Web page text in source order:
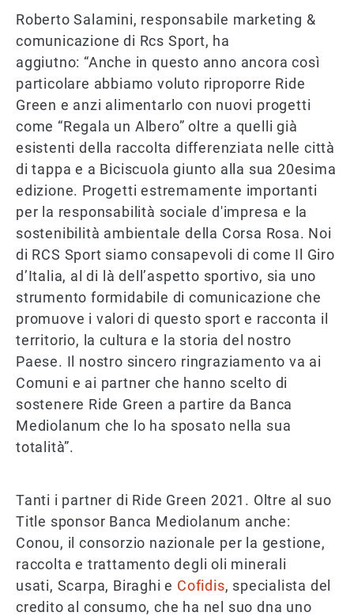
Roberto Salamini, responsabile marketing &
comunicazione di Rcs Sport, ha
aggiutno: “Anche in questo anno ancora così
particolare abbiamo voluto riproporre Ride
Green e anzi alimentarlo con nuovi progetti
come “Regala un Albero” oltre a quelli già
esistenti della raccolta differenziata nelle città
di tappa e a Biciscuola giunto alla sua 20esima
edizione. Progetti estremamente importanti
per la responsabilità sociale d'impresa e la
sostenibilità ambientale della Corsa Rosa. Noi
di RCS Sport siamo consapevoli di come Il Giro
d’Italia, al di là dell’aspetto sportivo, sia uno
strumento formidabile di comunicazione che
promuove i valori di questo sport e racconta il
territorio, la cultura e la storia del nostro
Paese. Il nostro sincero ringraziamento va ai
Comuni e ai partner che hanno scelto di
sostenere Ride Green a partire da Banca
Mediolanum che lo ha sposato nella sua
totalità”.
Tanti i partner di Ride Green 2021. Oltre al suo
Title sponsor Banca Mediolanum anche:
Conou, il consorzio nazionale per la gestione,
raccolta e trattamento degli oli minerali
usati, Scarpa, Biraghi e Cofidis, specialista del
credito al consumo, che ha nel suo dna uno